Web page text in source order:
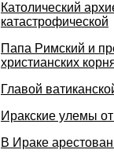
Католический
катастрофической
Папа Римский и
христианских
Главой
Иракские улемы
В Ираке